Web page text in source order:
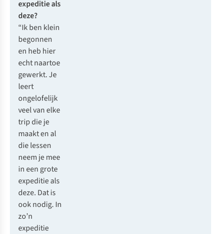
expeditie als
deze?
“Ik ben klein
begonnen
en heb hier
echt naartoe
gewerkt. Je
leert
ongelofelijk
veel van elke
trip die je
maakt en al
die lessen
neem je mee
in een grote
expeditie als
deze. Dat is
ook nodig. In
zo’n
expeditie